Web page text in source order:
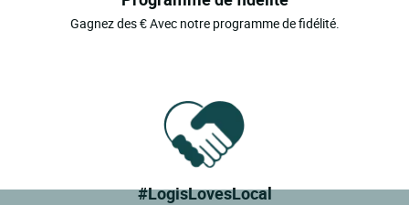
Gagnez des € Avec notre programme de fidélité.
#LogisLovesLocal